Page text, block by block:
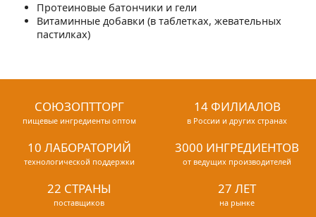
Протеиновые батончики и гели
Витаминные добавки (в таблетках, жевательных
пастилках)
СОЮЗОПТТОРГ
пищевые ингредиенты оптом
14 ФИЛИАЛОВ
в России и других странах
10 ЛАБОРАТОРИЙ
технологической поддержки
3000 ИНГРЕДИЕНТОВ
от ведущих производителей
22 СТРАНЫ
поставщиков
27 ЛЕТ
на рынке